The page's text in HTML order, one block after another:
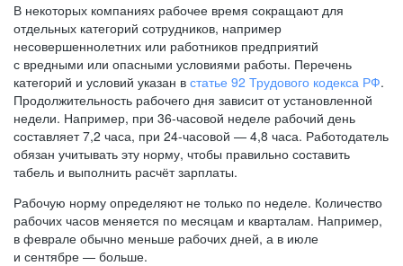
В некоторых компаниях рабочее время сокращают для
отдельных категорий сотрудников, например
несовершеннолетних или работников предприятий
с вредными или опасными условиями работы. Перечень
категорий и условий указан в статье 92 Трудового кодекса РФ.
Продолжительность рабочего дня зависит от установленной
недели. Например, при 36-часовой неделе рабочий день
составляет 7,2 часа, при 24-часовой — 4,8 часа. Работодатель
обязан учитывать эту норму, чтобы правильно составить
табель и выполнить расчёт зарплаты.
Рабочую норму определяют не только по неделе. Количество
рабочих часов меняется по месяцам и кварталам. Например,
в феврале обычно меньше рабочих дней, а в июле
и сентябре — больше.